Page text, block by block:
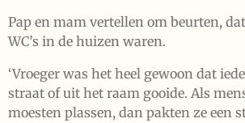
Pap en mam vertellen om beurten,
WC’s in de huizen waren.
‘Vroeger was het heel gewoon dat
straat of uit het raam gooide. Als
moesten plassen, dan pakten ze een